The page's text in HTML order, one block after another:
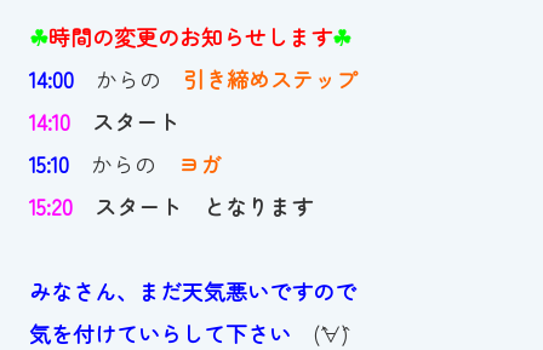
体験申し込みはこちら!
☘時間の変更のお知らせします☘
14:00からの 引き締めステップ
14:10
スタート
15:10からの
ヨガ
15:20
スタート となります
みなさん、まだ天気悪いですので
気を付けていらして下さい (ˆ∀ˆ)